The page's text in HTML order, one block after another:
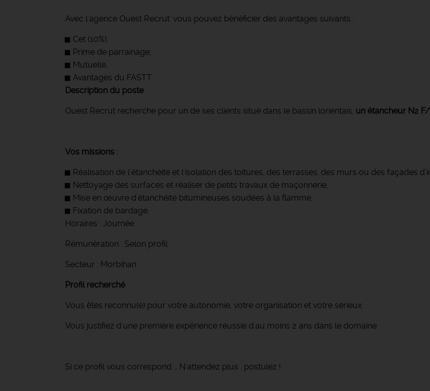
Avec l'agence Ouest Recrut' vous pouvez bénéficier des avantages suivants :
Cet (10%),
Prime de parrainage,
Mutuelle,
Avantages du FASTT.
Description du poste
Ouest Recrut recherche pour un de ses clients situé dans le bassin lorientais, un étancheur N2
Vos missions :
Réalisation de l'étanchéité et l'isolation des toitures, des terrasses, des murs ou des façades
Nettoyage des surfaces et réaliser de petits travaux de maçonnerie,
Mise en œuvre d'étanchéité bitumineuses soudées à la flamme,
Fixation de bardage.
Horaires : Journée
Rémunération : Selon profil
Secteur : Morbihan
Profil recherché
Vous êtes reconnu(e) pour votre autonomie, votre organisation et votre sérieux.
Vous justifiez d'une première expérience réussie d'au moins 2 ans dans le domaine.
Si ce profil vous correspond … N'attendez plus , postulez !